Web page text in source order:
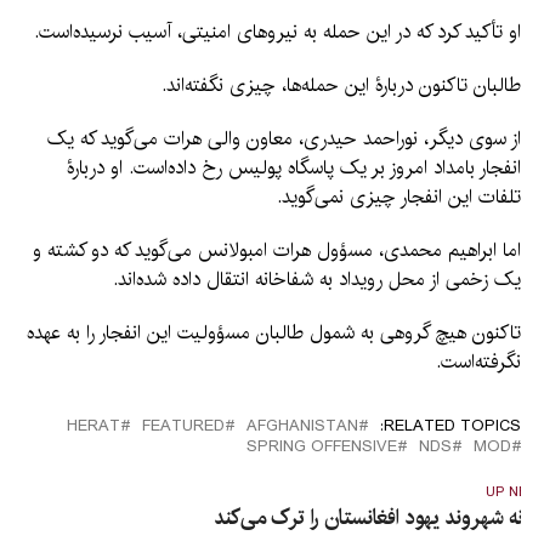
او تأکید کرد که در این حمله به نیروهای امنیتی، آسیب نرسیده‌است.
طالبان تاکنون دربارۀ این حمله‌ها، چیزی نگفته‌اند.
از سوی دیگر، نوراحمد حیدری، معاون والی هرات می‌گوید که یک
انفجار بامداد امروز بر یک پاسگاه پولیس رخ داده‌است. او دربارۀ
تلفات این انفجار چیزی نمی‌گوید.
اما ابراهیم محمدی، مسؤول هرات امبولانس می‌گوید که دو کشته و
یک زخمی از محل رویداد به شفاخانه انتقال داده شده‌اند.
تاکنون هیچ گروهی به شمول طالبان مسؤولیت این انفجار را به عهده
نگرفته‌است.
RELATED TOPICS:
AFGHANISTAN
FEATURED
HERAT
MOD
NDS
SPRING OFFENSIVE
UP
شهروند یهود افغانستان را ترک می‌کند